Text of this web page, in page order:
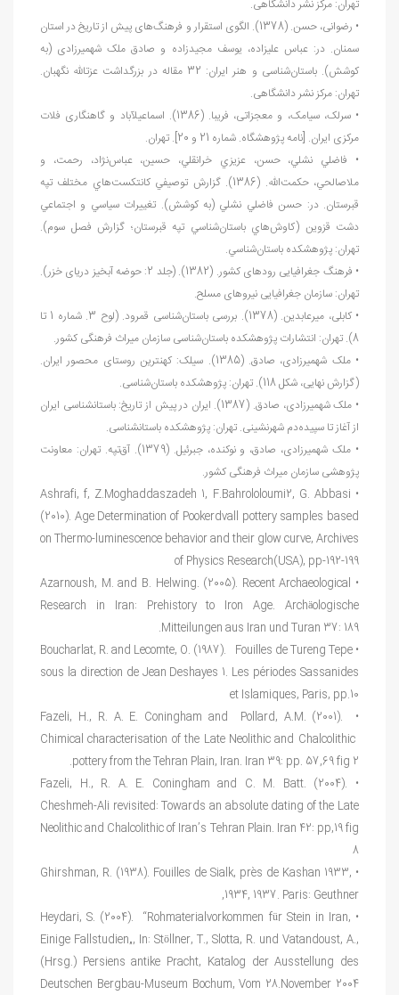
تهران: مرکز نشر دانشگاهی.
• رضوانی، حسن. (1378). الگوی استقرار و فرهنگ
های پیش از تاریخ در استان
سمنان. در: عباس عليزاده، یوسف مجیدزاده و صادق ملک شهمیرزادی (به
کوشش). باستان
شناسی و هنر ایران: 32 مقاله در بزرگداشت عزت‏الله نگهبان.
تهران: مرکز نشر دانشگاهی.
• سرلک، سیامک، و معجزاتی، فریبا. (1386). اسماعیل‏آباد و گاهنگاری فلات
مرکزی ایران. [نامه پژوهشگاه. شماره 21 و 20]. تهران.
• فاضلي نشلي، حسن، عزيزي خرانقلي، حسين، عباسنژاد، رحمت، و
ملاصالحي، حكمتالله. (1386). گزارش توصيفي كانتكست
هاي مختلف تپه
قبرستان. در: حسن فاضلي نشلي (به كوشش). تغييرات سياسي و اجتماعي
دشت قزوين (كاوشهاي باستانشناسي تپه قبرستان؛ گزارش فصل سوم).
تهران: پژوهشكده باستانشناسي.
• فرهنگ جغرافیایی رودهای کشور. (1382). (جلد 2: حوضه آبخیز دریای خزر).
تهران: سازمان جغرافیایی نیروهای مسلح.
• کابلی، میرعابدین. (1378). بررسی باستان
شناسی قمرود. (لوح 3. شماره 1 تا
8). تهران: انتشارات پژوهشکده باستان
شناسی سازمان میراث فرهنگی کشور.
• ملک شهمیرزادی، صادق. (1385). سیلک: کهن‏ترین روستای محصور ایران.
(گزارش نهایی، شكل 118). تهران: پژوهشکده باستان
شناسی.
• ملک شهمیرزادی، صادق. (1387). ایران در پیش
از تاریخ: باستان‏شناسی ایران
از آغاز تا سپیده‏‌دم شهرنشینی. تهران: پژوهشکده باستان‏شناسی.
• ملک شهمیرزادی، صادق، و نوکنده، جبرئیل. (1379). آق
تپه. تهران: معاونت
پژوهشی سازمان میراث فرهنگی کشور.
• Ashrafi, f, Z.Moghaddaszadeh 1, F.Bahrololoumi2, G. Abbasi
(2010). Age Determination of Pookerdvall pottery samples based
on Thermo-luminescence behavior and their glow curve, Archives
of Physics Research(USA), pp-192-199
• Azarnoush, M. and B. Helwing. (2005). Recent Archaeological
Research in Iran: Prehistory to Iron Age. Archäologische
Mitteilungen aus Iran und Turan 37: 189.
• Boucharlat, R. and Lecomte, O. (1987). Fouilles de Tureng Tepe
sous la direction de Jean Deshayes 1. Les périodes Sassanides
et Islamiques, Paris, pp.10
• Fazeli, H., R. A. E. Coningham and Pollard, A.M. (2001).
Chimical characterisation of the Late Neolithic and Chalcolithic
pottery from the Tehran Plain, Iran. Iran 39: pp. 57,69 fig 2.
• Fazeli, H., R. A. E. Coningham and C. M. Batt. (2004).
Cheshmeh-Ali revisited: Towards an absolute dating of the Late
Neolithic and Chalcolithic of Iran’s Tehran Plain. Iran 42: pp,19 fig
8
• Ghirshman, R. (1938). Fouilles de Sialk, près de Kashan 1933,
1934, 1937. Paris: Geuthner,
• Heydari, S. (2004). “Rohmaterialvorkommen für Stein in Iran,
Einige Fallstudien„, In: Stöllner, T., Slotta, R. und Vatandoust, A.,
(Hrsg.) Persiens antike Pracht, Katalog der Ausstellung des
Deutschen Bergbau-Museum Bochum, Vom 28.November 2004